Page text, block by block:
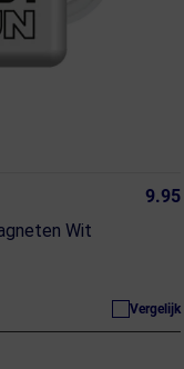
Wit
9.95
Vergelijk